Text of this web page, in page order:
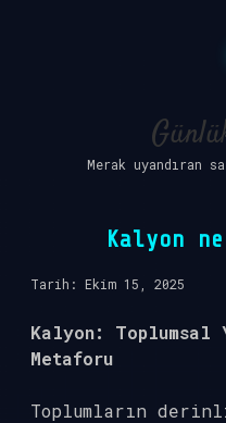
Merak uyandıran
Kalyon ne
Tarih: Ekim 15, 2025
Kalyon: Toplumsal
Metaforu
Toplumların